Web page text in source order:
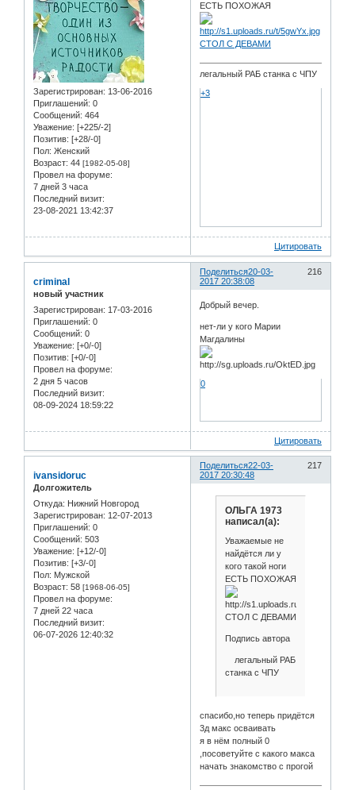
Зарегистрирован: 13-06-2016
Приглашений: 0
Сообщений: 464
Уважение: [+225/-2]
Позитив: [+28/-0]
Пол: Женский
Возраст: 44 [1982-05-08]
Провел на форуме:
7 дней 3 часа
Последний визит:
23-08-2021 13:42:37
ЕСТЬ ПОХОЖАЯ
СТОЛ С ДЕВАМИ
легальный РАБ станка с ЧПУ
+3
Цитировать
Поделиться 216
20-03-
2017 20:38:08
criminal
новый участник
Зарегистрирован: 17-03-2016
Приглашений: 0
Сообщений: 0
Уважение: [+0/-0]
Позитив: [+0/-0]
Провел на форуме:
2 дня 5 часов
Последний визит:
08-09-2024 18:59:22
Добрый вечер.
нет-ли у кого Марии
Магдалины
0
Цитировать
Поделиться 217
22-03-
2017 20:30:48
ivansidoruc
Долгожитель
Откуда: Нижний Новгород
Зарегистрирован: 12-07-2013
Приглашений: 0
Сообщений: 503
Уважение: [+12/-0]
Позитив: [+3/-0]
Пол: Мужской
Возраст: 58 [1968-06-05]
Провел на форуме:
7 дней 22 часа
Последний визит:
06-07-2026 12:40:32
ОЛЬГА 1973
написал(а):
Уважаемые не
найдётся ли у
кого такой ноги
ЕСТЬ ПОХОЖАЯ
СТОЛ С ДЕВАМИ
Подпись автора
легальный РАБ
станка с ЧПУ
спасибо,но теперь придётся
3д макс осваивать
я в нём полный 0
,посоветуйте с какого макса
начать знакомство с прогой